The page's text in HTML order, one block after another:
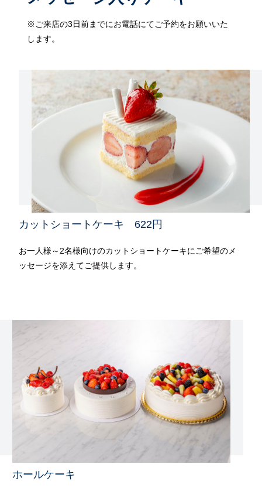
※ご来店の3日前までにお電話にてご予約をお願いいた
します。
カットショートケーキ 622円
お一人様～2名様向けのカットショートケーキにご希望のメ
ッセージを添えてご提供します。
ホールケーキ